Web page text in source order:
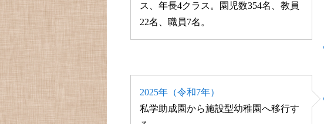
ス、年長4クラス。園児数354名、教員
22名、職員7名。
2025年（令和7年）
私学助成園から施設型幼稚園へ移行す